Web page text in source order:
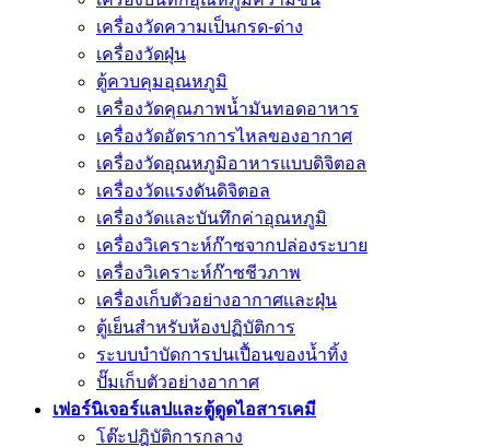
เครื่องวัดความเป็นกรด-ด่าง
เครื่องวัดฝุ่น
ตู้ควบคุมอุณหภูมิ
เครื่องวัดคุณภาพน้ำมันทอดอาหาร
เครื่องวัดอัตราการไหลของอากาศ
เครื่องวัดอุณหภูมิอาหารแบบดิจิตอล
เครื่องวัดแรงดันดิจิตอล
เครื่องวัดและบันทึกค่าอุณหภูมิ
เครื่องวิเคราะห์ก๊าซจากปล่องระบาย
เครื่องวิเคราะห์ก๊าซชีวภาพ
เครื่องเก็บตัวอย่างอากาศเเละฝุ่น
ตู้เย็นสำหรับห้องปฏิบัติการ
ระบบบำบัดการปนเปื้อนของน้ำทิ้ง
ปั๊มเก็บตัวอย่างอากาศ
เฟอร์นิเจอร์แลปและตู้ดูดไอสารเคมี
โต๊ะปฎิบัติการกลาง